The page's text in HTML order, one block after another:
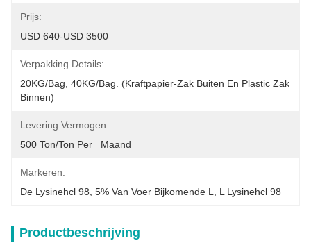
Prijs:
USD 640-USD 3500
Verpakking Details:
20KG/Bag, 40KG/Bag. (Kraftpapier-Zak Buiten En Plastic Zak
Binnen)
Levering Vermogen:
500 Ton/Ton Per   Maand
Markeren:
De Lysinehcl 98 5% Van Voer Bijkomende L L Lysinehcl 98
Productbeschrijving